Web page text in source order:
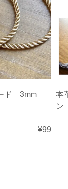
ド 3mm
¥99
本
ン